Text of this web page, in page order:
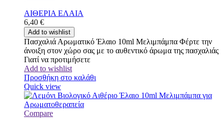
ΑΙΘΕΡΙΑ ΕΛΑΙΑ
6,40 €
Add to wishlist
Πασχαλιά Αρωματικό Έλαιο 10ml Μελιμπάμπα Φέρτε την
άνοιξη στον χώρο σας με το αυθεντικό άρωμα της πασχαλιάς
Γιατί να προτιμήσετε
Add to wishlist
Προσθήκη στο καλάθι
Quick view
Compare